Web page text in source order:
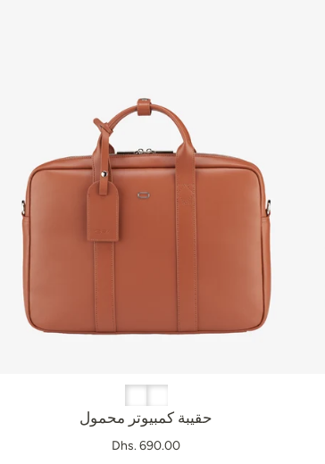
حقيبة كمبيوتر محمول
Dhs. 690.00